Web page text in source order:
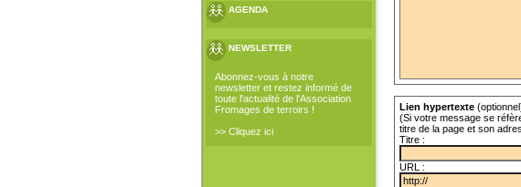
AGENDA
NEWSLETTER
Abonnez-vous à notre
newsletter et restez informé de
toute l'actualité de l'Association
Fromages de terroirs !
>> Cliquez ici
Lien hypertexte
(Si votre message se
titre de la page et son
Titre :
URL :